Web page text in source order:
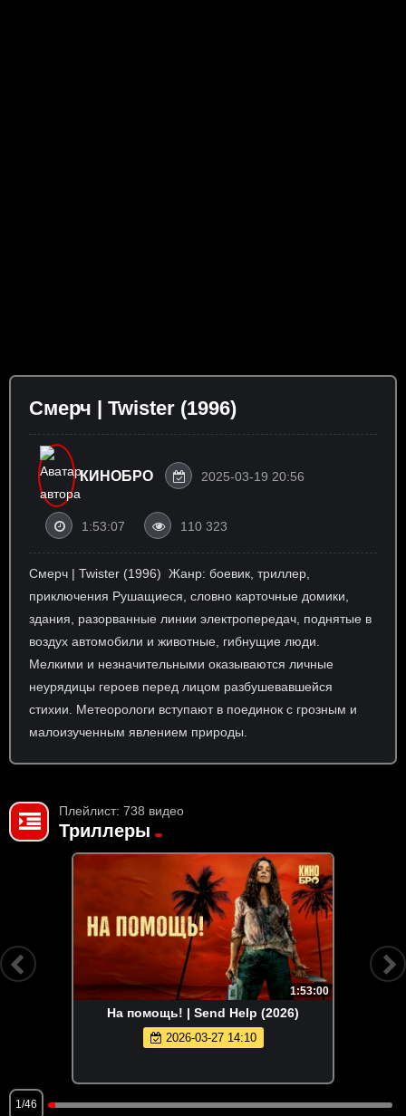
Смерч | Twister (1996)
КИНОБРО 2025-03-19 20:56
1:53:07 110 323
Смерч | Twister (1996) ⁠ Жанр: боевик, триллер,
приключения Рушащиеся, словно карточные домики,
здания, разорванные линии электропередач, поднятые в
воздух автомобили и животные, гибнущие люди.
Мелкими и незначительными оказываются личные
неурядицы героев перед лицом разбушевавшейся
стихии. Метеорологи вступают в поединок с грозным и
малоизученным явлением природы.
Плейлист: 738 видео
Триллеры
1:53:00
На помощь! | Send Help (2026)
2026-03-27 14:10
1/46